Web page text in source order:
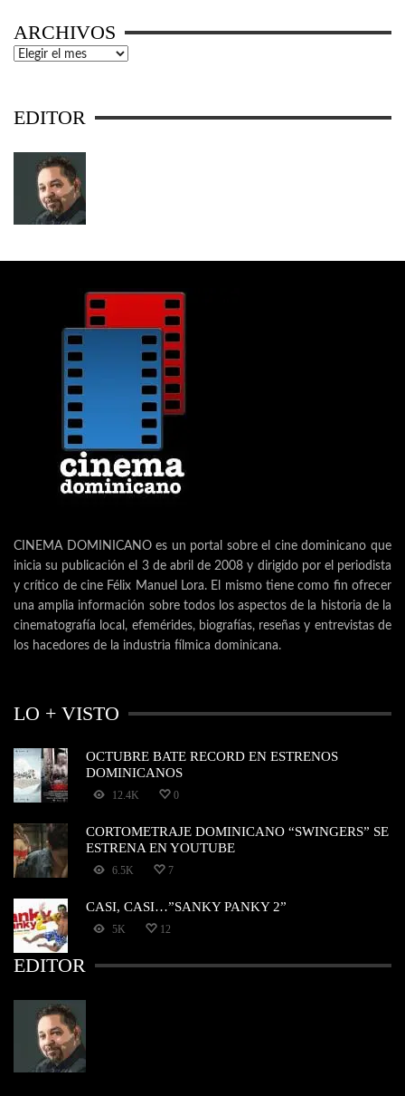
ARCHIVOS
Archivos
EDITOR
CINEMA DOMINICANO es un portal sobre el cine dominicano que
inicia su publicación el 3 de abril de 2008 y dirigido por el periodista
y crítico de cine Félix Manuel Lora. El mismo tiene como fin ofrecer
una amplia información sobre todos los aspectos de la historia de la
cinematografía local, efemérides, biografías, reseñas y entrevistas de
los hacedores de la industria fílmica dominicana.
LO + VISTO
OCTUBRE BATE RECORD EN ESTRENOS
DOMINICANOS
12.4K 0
CORTOMETRAJE DOMINICANO “SWINGERS” SE
ESTRENA EN YOUTUBE
6.5K 7
CASI, CASI…”SANKY PANKY 2”
5K 12
EDITOR